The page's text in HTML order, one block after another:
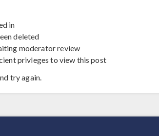
in
deleted
moderator review
privleges to view this post
try again.